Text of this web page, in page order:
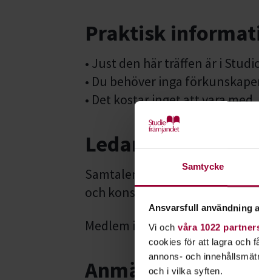
Samtycke
Ansvarsfull användning
Vi och våra 1022
cookies för att lagra och
annons- och
och i vilka syften.
Praktisk
• Just den här träffen är i
• Du behöver inga
• Det kostar inget att vara med
Ledare
Samtalen leds av Charlotte
och konstnär med
Medlem i Svenska sällskapet
Anmälan inför